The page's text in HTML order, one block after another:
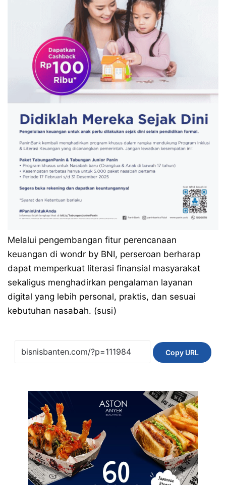
Melalui pengembangan fitur perencanaan
keuangan di wondr by BNI, perseroan berharap
dapat memperkuat literasi finansial masyarakat
sekaligus menghadirkan pengalaman layanan
digital yang lebih personal, praktis, dan sesuai
kebutuhan nasabah. (susi)
Copy URL